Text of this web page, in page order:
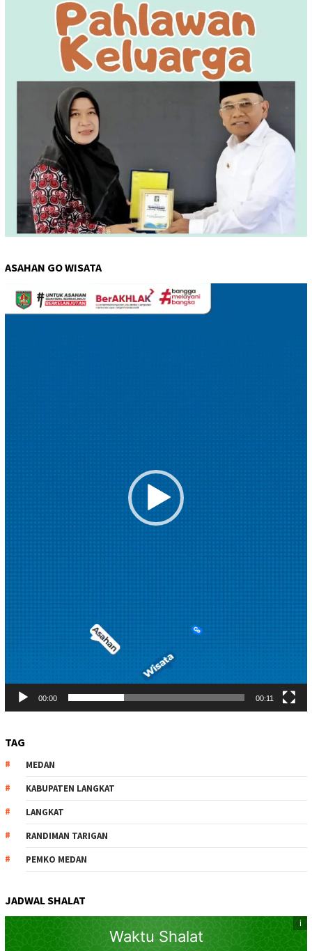
ASAHAN GO WISATA
Pemutar
Video
00:00 00:11
TAG
MEDAN
KABUPATEN LANGKAT
LANGKAT
RANDIMAN TARIGAN
PEMKO MEDAN
JADWAL SHALAT